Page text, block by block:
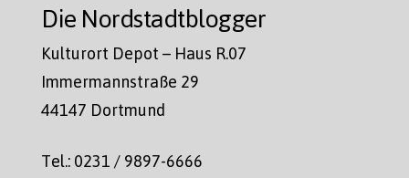
Die Nordstadtblogger
Kulturort Depot – Haus R.07
Immermannstraße 29
44147 Dortmund
Tel.: 0231 / 9897-6666